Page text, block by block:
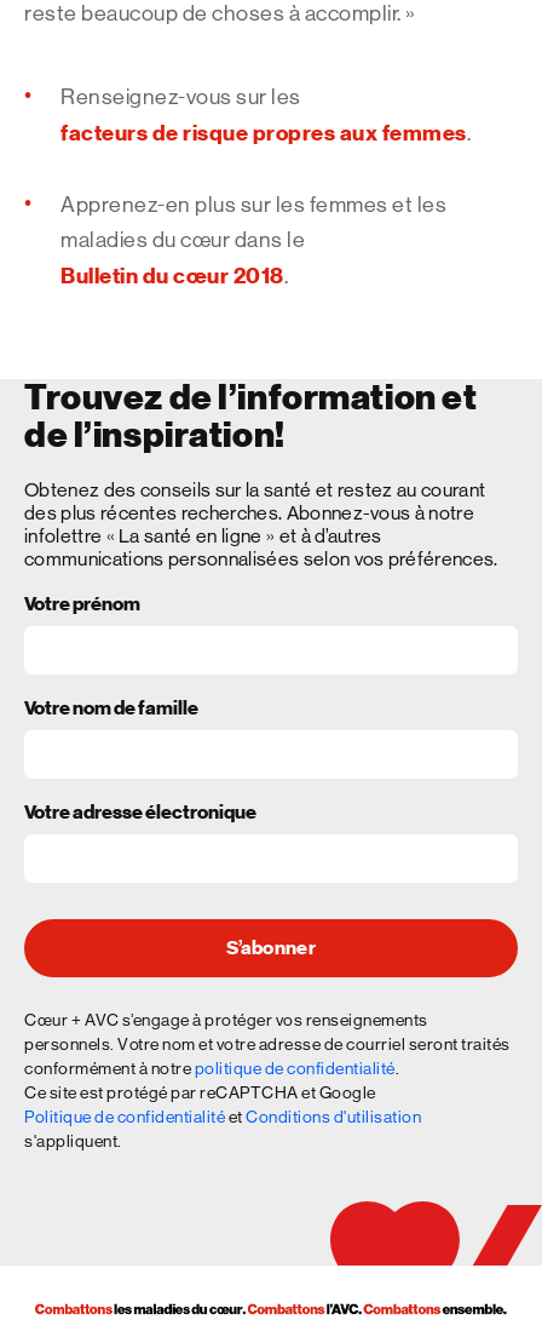
reste beaucoup de choses à accomplir. »
Renseignez-vous sur les
facteurs de risque propres aux femmes.
Apprenez-en plus sur les femmes et les
maladies du cœur dans le
Bulletin du cœur 2018.
Trouvez de l’information et
de l’inspiration!
Obtenez des conseils sur la santé et restez au courant
des plus récentes recherches. Abonnez-vous à notre
infolettre « La santé en ligne » et à d’autres
communications personnalisées selon vos préférences.
Votre prénom
Votre nom de famille
Votre adresse électronique
S’abonner
Cœur + AVC s’engage à protéger vos renseignements
personnels. Votre nom et votre adresse de courriel seront traités
conformément à notrepolitique de confidentialité
Ce site est protégé par reCAPTCHA et Google
Politique de confidentialitéetConditions d'utilisation
s'appliquent.